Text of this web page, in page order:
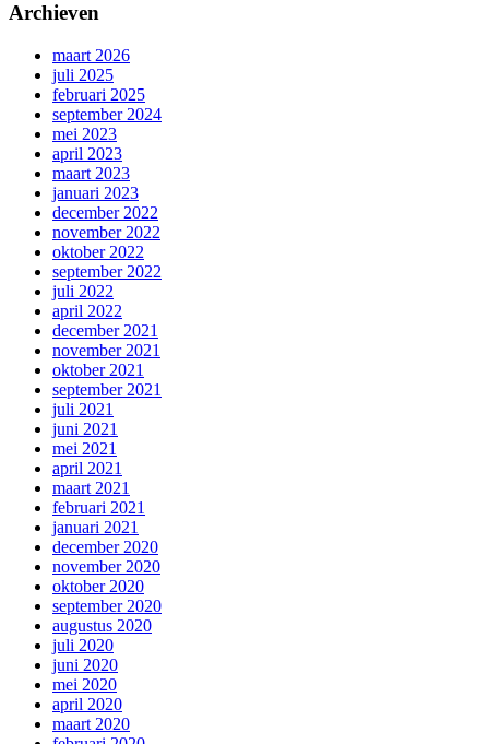
Archieven
maart 2026
juli 2025
februari 2025
september 2024
mei 2023
april 2023
maart 2023
januari 2023
december 2022
november 2022
oktober 2022
september 2022
juli 2022
april 2022
december 2021
november 2021
oktober 2021
september 2021
juli 2021
juni 2021
mei 2021
april 2021
maart 2021
februari 2021
januari 2021
december 2020
november 2020
oktober 2020
september 2020
augustus 2020
juli 2020
juni 2020
mei 2020
april 2020
maart 2020